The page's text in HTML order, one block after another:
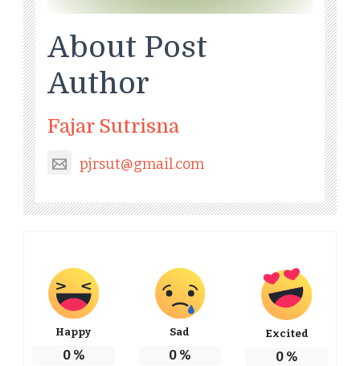
About Post
Author
Fajar Sutrisna
pjrsut@gmail.com
Happy
0%
Sad
0 %
Excited
0 %